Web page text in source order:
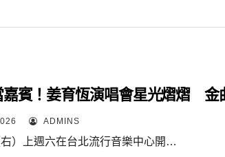
嘉賓！姜育恆演唱會星光熠熠 金
ADMINS
）上週六在台北流行音樂中心開…